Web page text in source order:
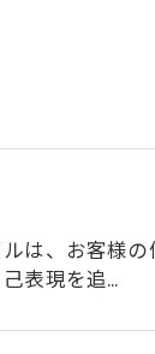
は、お客様の
表現を追…